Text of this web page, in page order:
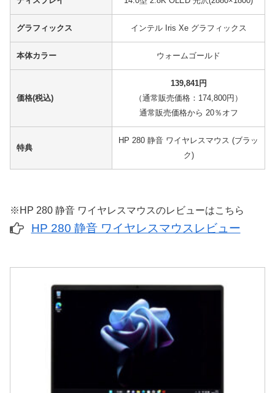
グラフィックス インテル Iris Xe グラフィックス
本体カラー ウォームゴールド
価格(税込)
139,841円
（通常販売価格：174,800円）
通常販売価格から 20％オフ
特典
HP 280 静音 ワイヤレスマウス (ブラッ
ク)
※HP 280 静音 ワイヤレスマウスのレビューはこちら
HP 280 静音 ワイヤレスマウスレビュー